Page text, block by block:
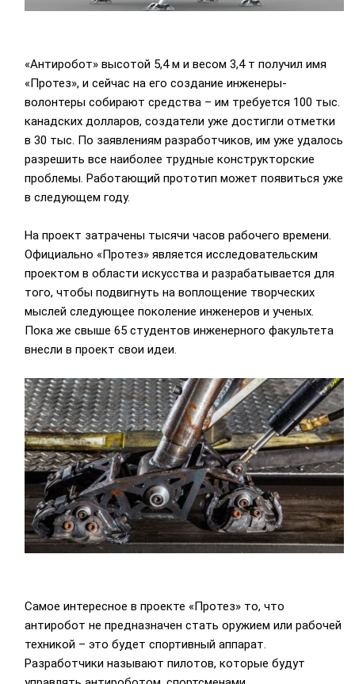
«Антиробот» высотой 5,4 м и весом 3,4 т получил имя
«Протез», и сейчас на его создание инженеры-
волонтеры собирают средства – им требуется 100 тыс.
канадских долларов, создатели уже достигли отметки
в 30 тыс. По заявлениям разработчиков, им уже удалось
разрешить все наиболее трудные конструкторские
проблемы. Работающий прототип может появиться уже
в следующем году.
На проект затрачены тысячи часов рабочего времени.
Официально «Протез» является исследовательским
проектом в области искусства и разрабатывается для
того, чтобы подвигнуть на воплощение творческих
мыслей следующее поколение инженеров и ученых.
Пока же свыше 65 студентов инженерного факультета
внесли в проект свои идеи.
Самое интересное в проекте «Протез» то, что
антиробот не предназначен стать оружием или рабочей
техникой – это будет спортивный аппарат.
Разработчики называют пилотов, которые будут